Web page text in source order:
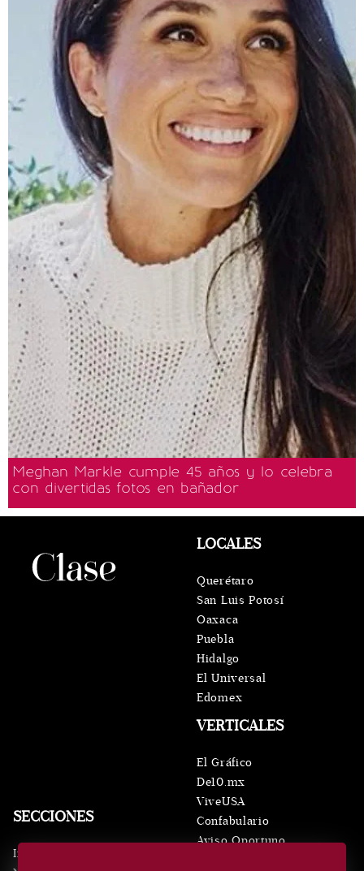
Meghan Markle cumple 45 años y lo celebra
con divertidas fotos en bañador
SECCIONES
Inicio
VERTICALES
El Gráfico
De10.mx
ViveUSA
Confabulario
Aviso Oportuno
LOCALES
Querétaro
San Luis Potosí
Oaxaca
Puebla
Hidalgo
El Universal
Edomex